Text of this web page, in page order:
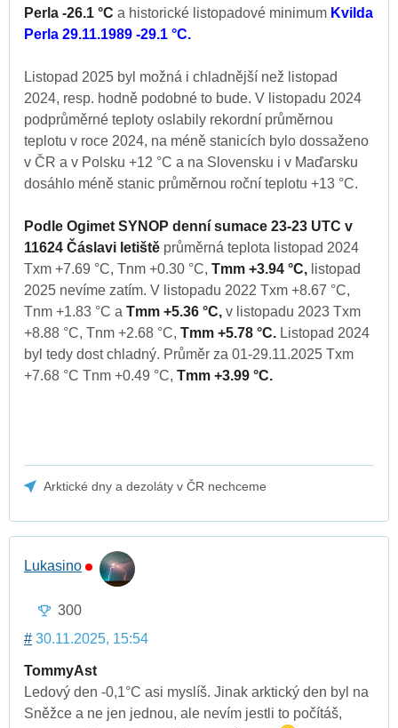
Perla -26.1 °C a historické listopadové minimum Kvilda
Perla 29.11.1989 -29.1 °C.
Listopad 2025 byl možná i chladnější než listopad
2024, resp. hodně podobné to bude. V listopadu 2024
podprůměrné teploty oslabily rekordní průměrnou
teplotu v roce 2024, na méně stanicích bylo dossaženo
v ČR a v Polsku +12 °C a na Slovensku i v Maďarsku
dosáhlo méně stanic průměrnou roční teplotu +13 °C.
Podle Ogimet SYNOP denní sumace 23-23 UTC v
11624 Čáslavi letiště průměrná teplota listopad 2024
Txm +7.69 °C, Tnm +0.30 °C, Tmm +3.94 °C, listopad
2025 nevíme zatím. V listopadu 2022 Txm +8.67 °C,
Tnm +1.83 °C a Tmm +5.36 °C, v listopadu 2023 Txm
+8.88 °C, Tnm +2.68 °C, Tmm +5.78 °C. Listopad 2024
byl tedy dost chladný. Průměr za 01-29.11.2025 Txm
+7.68 °C Tnm +0.49 °C, Tmm +3.99 °C.
Arktické dny a dezoláty v ČR nechceme
Lukasino
300
# 30.11.2025, 15:54
TommyAst
Ledový den -0,1°C asi myslíš. Jinak arktický den byl na
Sněžce a ne jen jednou, ale nevím jestli to počítáš,